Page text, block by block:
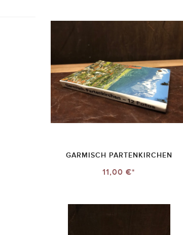
GARMISCH PARTENKIRCHEN
11,00 €*